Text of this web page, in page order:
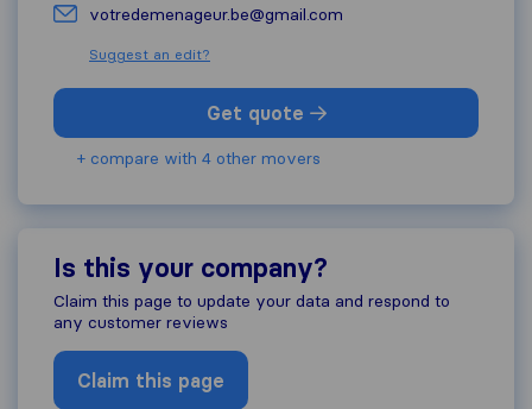
votredemenageur.be@gmail.com
Suggest an edit?
Get quote
+ compare with 4 other movers
Is this your company?
Claim this page to update your data and respond to
any customer reviews
Claim this page